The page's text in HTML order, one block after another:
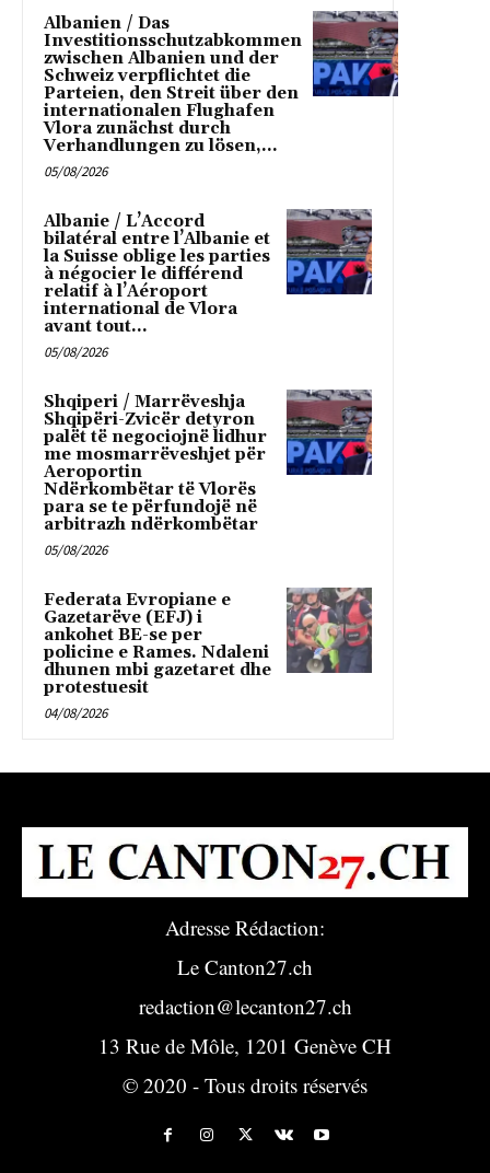
Albanien / Das
Investitionsschutzabkommen
zwischen Albanien und der
Schweiz verpflichtet die
Parteien, den Streit über den
internationalen Flughafen
Vlora zunächst durch
Verhandlungen zu lösen,...
05/08/2026
Albanie / L’Accord
bilatéral entre l’Albanie et
la Suisse oblige les parties
à négocier le différend
relatif à l’Aéroport
international de Vlora
avant tout...
05/08/2026
Shqiperi / Marrëveshja
Shqipëri-Zvicër detyron
palët të negociojnë lidhur
me mosmarrëveshjet për
Aeroportin
Ndërkombëtar të Vlorës
para se te përfundojë në
arbitrazh ndërkombëtar
05/08/2026
Federata Evropiane e
Gazetarëve (EFJ) i
ankohet BE-se per
policine e Rames. Ndaleni
dhunen mbi gazetaret dhe
protestuesit
04/08/2026
Adresse Rédaction:
Le Canton27.ch
redaction@lecanton27.ch
13 Rue de Môle, 1201 Genève CH
© 2020 - Tous droits réservés